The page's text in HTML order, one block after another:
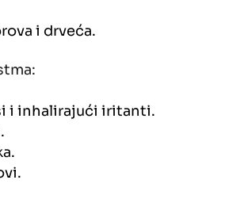
i drveća.
i inhalirajući iritanti.